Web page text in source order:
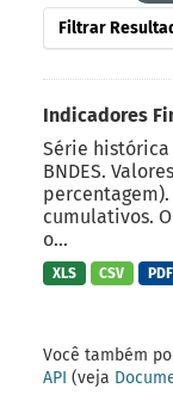
Filtrar
Indicadores
Série
BNDES.
cumulativos.
o...
XLS CSV PDF
Você também
API (veja